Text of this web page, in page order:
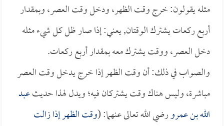
مثله يقولون: خرج وقت الظهر، ودخل وقت العصر، وبمقدار
أربع ركعات يشترك الوقتان, يعني: إذا صار ظل كل شيء مثله
دخل العصر، ووقت يشترك معه بمقدار أربع ركعات.
والصواب في ذلك: أن وقت الظهر إذا خرج يدخل وقت العصر
مباشرة، وليس هناك وقت يشتركان فيه؛ ويدل لهذا حديثعبد
الله بن عمرورضي الله تعالى عنهما: (وقت الظهر إذا زالت